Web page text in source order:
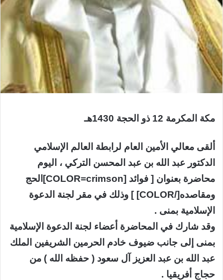
مكة المكرمة 12 ذو الحجة 1430هـ
ألقى معالي الأمين العام لرابطة العالم الإسلامي
الدكتور عبد الله بن عبد المحسن التركي ، اليوم
محاضرة بعنوان [ فوائد [COLOR=crimson]الحج
ومقاصده[/COLOR] ] وذلك في مقر لجنة الدعوة
الإسلامية بمنى .
وقد شارك في المحاضرة أعضاء لجنة الدعوة الإسلامية
بمنى إلى جانب ضيوف خادم الحرمين الشريفين الملك
عبد الله بن عبد العزيز آل سعود ( حفظه الله ) من
حجاج أفريقيا .